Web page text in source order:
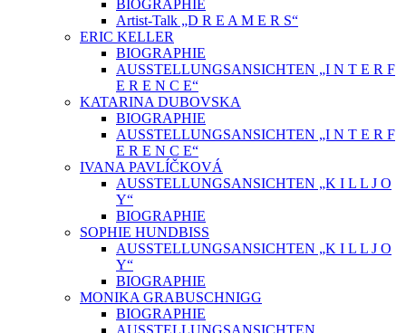
BIOGRAPHIE
Artist-Talk „D R E A M E R S“
ERIC KELLER
BIOGRAPHIE
AUSSTELLUNGSANSICHTEN „I N T E R F
E R E N C E“
KATARINA DUBOVSKA
BIOGRAPHIE
AUSSTELLUNGSANSICHTEN „I N T E R F
E R E N C E“
IVANA PAVLÍČKOVÁ
AUSSTELLUNGSANSICHTEN „K I L L J O
Y“
BIOGRAPHIE
SOPHIE HUNDBISS
AUSSTELLUNGSANSICHTEN „K I L L J O
Y“
BIOGRAPHIE
MONIKA GRABUSCHNIGG
BIOGRAPHIE
AUSSTELLUNGSANSICHTEN